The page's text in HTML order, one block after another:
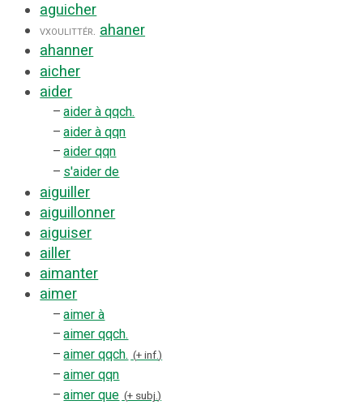
aguicher
vxoulittér. ahaner
ahanner
aicher
aider
– aider à qqch.
– aider à qqn
– aider qqn
– s'aider de
aiguiller
aiguillonner
aiguiser
ailler
aimanter
aimer
– aimer à
– aimer qqch.
– aimer qqch. + inf.
– aimer qqn
– aimer que + subj.